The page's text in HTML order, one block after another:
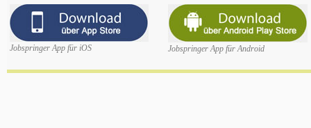
Jobspringer App für iOS Jobspringer App für Android